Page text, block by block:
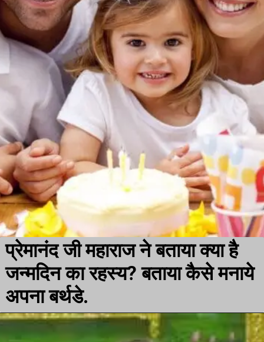
प्रेमानंद जी महाराज ने बताया क्या है
जन्मदिन का रहस्य? बताया कैसे मनाये
अपना बर्थडे.